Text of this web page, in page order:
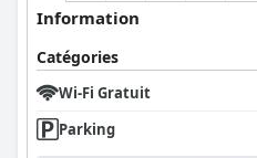
Information
Catégories
Wi-Fi Gratuit
Parking